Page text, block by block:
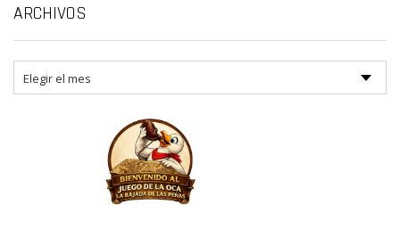
ARCHIVOS